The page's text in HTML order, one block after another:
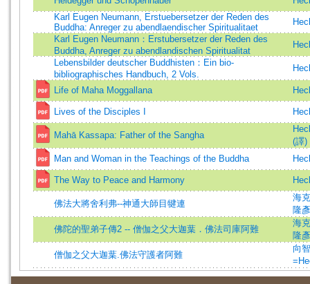
Karl Eugen Neumann, Erstuebersetzer der Reden des
Buddha: Anreger zu abendlaendischer Spiritualitaet
Karl Eugen Neumann：Erstubersetzer der Reden des
Buddha, Anreger zu abendlandischen Spiritualitat
Lebensbilder deutscher Buddhisten：Ein bio-
bibliographisches Handbuch, 2 Vols.
Life of Maha Moggallana
Lives of the Disciples I
Mahā Kassapa: Father of the Sangha
(譯)
Man and Woman in the Teachings of the Buddha
The Way to Peace and Harmony
佛法大將舍利弗--神通大師目犍連
海
隆彥
佛陀的聖弟子傳2 -- 僧伽之父大迦葉．佛法司庫阿難
海
隆彥
僧伽之父大迦葉.佛法守護者阿難
向